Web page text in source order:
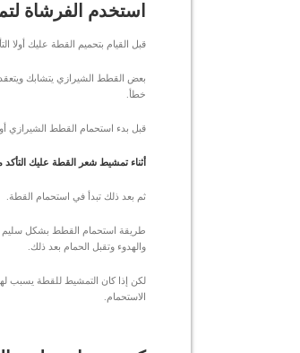
استخدم الفرشاة
قبل القيام بتحميم القطة عليك أولا
بعض القطط الشيرازي يتشابك
خطأ.
قبل بدء استحمام القطط الشيرازي
أثناء تمشيط شعر القطة عليك
ثم بعد ذلك تبدأ في استحمام القطة.
طريقة استحمام القطط بشكل سليم
والهدوء وتقبل الحمام بعد ذلك.
لكن إذا كان التمشيط للقطة يسبب
الاستحمام.